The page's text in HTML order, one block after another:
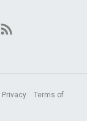
Privacy Terms of